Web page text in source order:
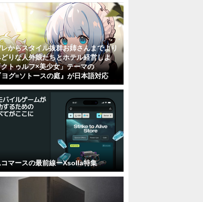
からスタイル抜群お姉さんまでより
りな人外娘たちとホテル経営しよ
トゥルフ×美少女」テーマの
グ=ソトースの庭』が日本語対応
マースの最前線ーXsolla特集